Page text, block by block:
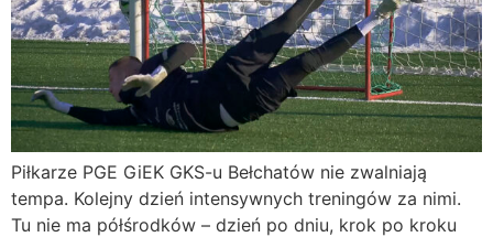
Piłkarze PGE GiEK GKS-u Bełchatów nie zwalniają
tempa. Kolejny dzień intensywnych treningów za nimi.
Tu nie ma półśrodków – dzień po dniu, krok po kroku